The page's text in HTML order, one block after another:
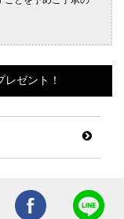
ゼント！